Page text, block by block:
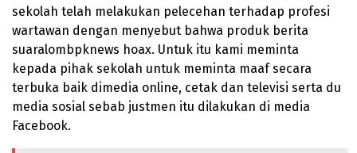
sekolah telah melakukan pelecehan terhadap profesi
wartawan dengan menyebut bahwa produk berita
suaralombpknews hoax. Untuk itu kami meminta
kepada pihak sekolah untuk meminta maaf secara
terbuka baik dimedia online, cetak dan televisi serta du
media sosial sebab justmen itu dilakukan di media
Facebook.